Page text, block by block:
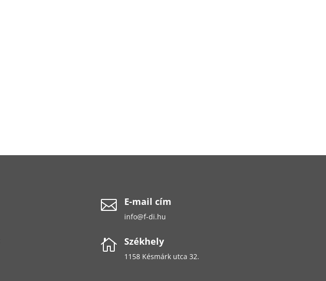
 E-mail cím
info@f-di.hu
 Székhely
1158 Késmárk utca 32.